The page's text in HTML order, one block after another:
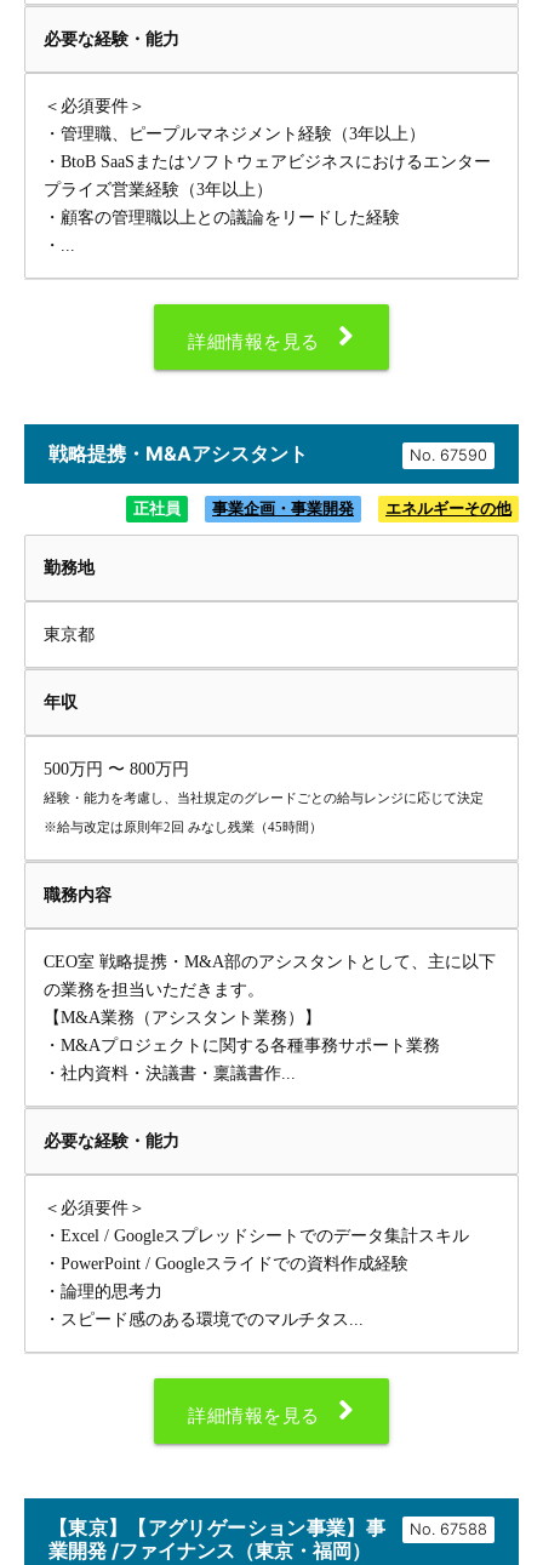
必要な経験・能力
＜必須要件＞
・管理職、ピープルマネジメント経験（3年以上）
・BtoB SaaSまたはソフトウェアビジネスにおけるエンター
プライズ営業経験（3年以上）
・顧客の管理職以上との議論をリードした経験
・...
詳細情報を見る
No.
戦略提携・M&Aアシスタント
正社員 事業企画・事業開発 エネルギーその他
勤務地
東京都
年収
500万円 〜 800万円
経験・能力を考慮し、当社規定のグレードごとの給与レンジに応じて決定
※給与改定は原則年2回 みなし残業（45時間）
職務内容
CEO室 戦略提携・M&A部のアシスタントとして、主に以下
の業務を担当いただきます。
【M&A業務（アシスタント業務）】
・M&Aプロジェクトに関する各種事務サポート業務
・社内資料・決議書・稟議書作...
必要な経験・能力
＜必須要件＞
・Excel / Googleスプレッドシートでのデータ集計スキル
・PowerPoint / Googleスライドでの資料作成経験
・論理的思考力
・スピード感のある環境でのマルチタス...
詳細情報を見る
No.
【東京】【アグリゲーション事業】事
業開発 /ファイナンス（東京・福岡）